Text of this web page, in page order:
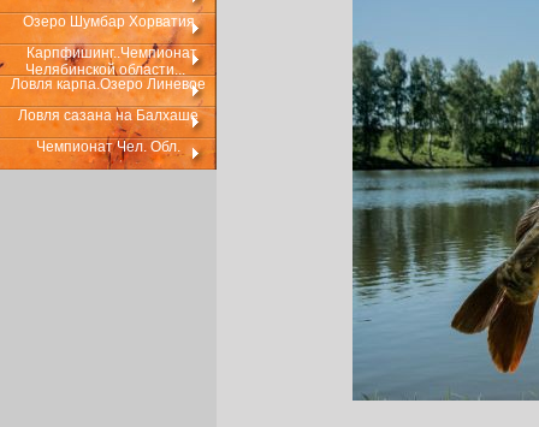
Озеро Шумбар Хорватия
Карпфишинг..Чемпионат
Челябинской области...
Ловля карпа.Озеро Линевое
Ловля сазана на Балхаше
Чемпионат Чел. Обл.